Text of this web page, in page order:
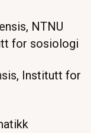
NTNU
for sosiologi
Institutt for